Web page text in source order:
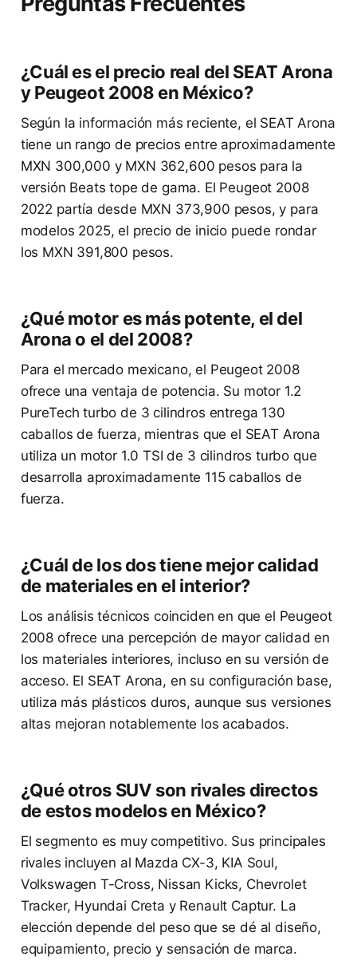
¿Cuál es el precio real del SEAT Arona
y Peugeot 2008 en México?
Según la información más reciente, el SEAT Arona
tiene un rango de precios entre aproximadamente
MXN 300,000 y MXN 362,600 pesos para la
versión Beats tope de gama. El Peugeot 2008
2022 partía desde MXN 373,900 pesos, y para
modelos 2025, el precio de inicio puede rondar
los MXN 391,800 pesos.
¿Qué motor es más potente, el del
Arona o el del 2008?
Para el mercado mexicano, el Peugeot 2008
ofrece una ventaja de potencia. Su motor 1.2
PureTech turbo de 3 cilindros entrega 130
caballos de fuerza, mientras que el SEAT Arona
utiliza un motor 1.0 TSI de 3 cilindros turbo que
desarrolla aproximadamente 115 caballos de
fuerza.
¿Cuál de los dos tiene mejor calidad
de materiales en el interior?
Los análisis técnicos coinciden en que el Peugeot
2008 ofrece una percepción de mayor calidad en
los materiales interiores, incluso en su versión de
acceso. El SEAT Arona, en su configuración base,
utiliza más plásticos duros, aunque sus versiones
altas mejoran notablemente los acabados.
¿Qué otros SUV son rivales directos
de estos modelos en México?
El segmento es muy competitivo. Sus principales
rivales incluyen al Mazda CX-3, KIA Soul,
Volkswagen T-Cross, Nissan Kicks, Chevrolet
Tracker, Hyundai Creta y Renault Captur. La
elección depende del peso que se dé al diseño,
equipamiento, precio y sensación de marca.